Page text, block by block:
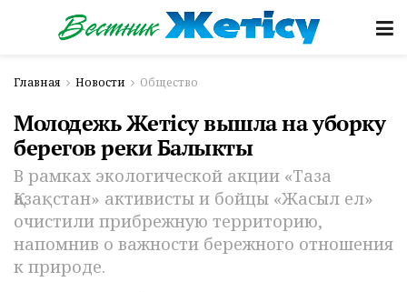
Главная Новости Общество
Молодежь Жетісу вышла на уборку
берегов реки Балыкты
В рамках экологической акции «Таза
Қазақстан» активисты и бойцы «Жасыл ел»
очистили прибрежную территорию,
напомнив о важности бережного отношения
к природе.